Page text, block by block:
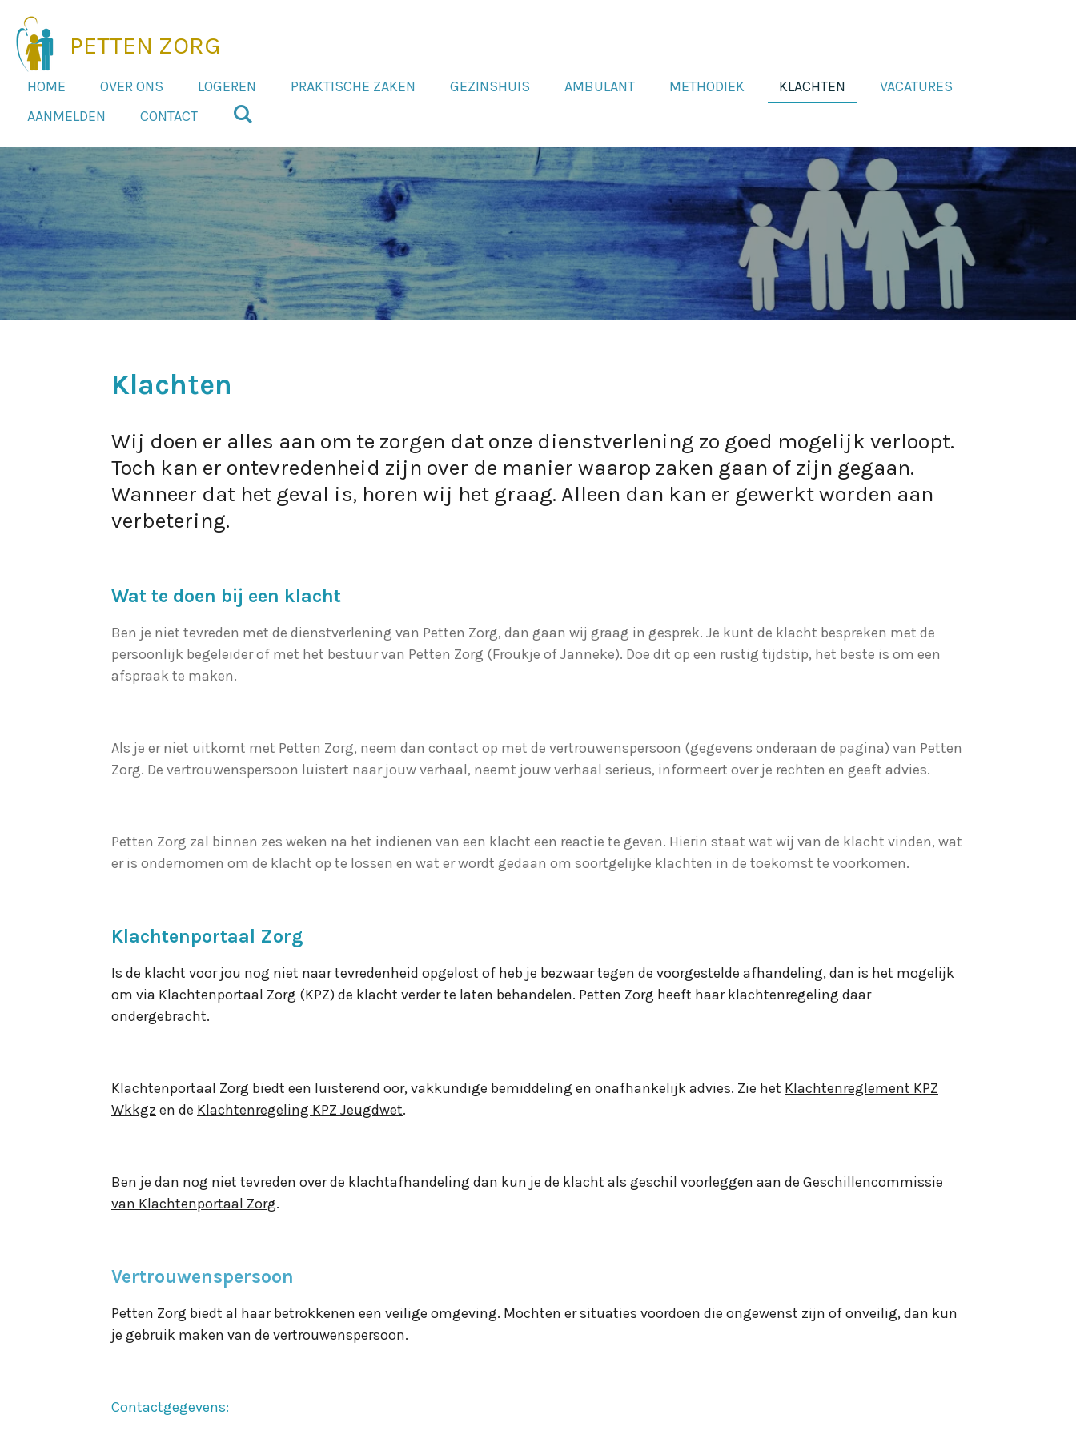
Ga
direct
naar
PETTEN ZORG
HOME OVER ONS LOGEREN PRAKTISCHE ZAKEN GEZINSHUIS AMBULANT METHODIEK KLACHTEN
VACATURES
AANMELDEN
CONTACT
Klachten
Wij doen er alles aan om te zorgen dat onze dienstverlening zo goed mogelijk verloopt.
Toch kan er ontevredenheid zijn over de manier waarop zaken gaan of zijn gegaan.
Wanneer dat het geval is, horen wij het graag. Alleen dan kan er gewerkt worden aan
verbetering.
Wat te doen bij een klacht
Ben je niet tevreden met de dienstverlening van Petten Zorg, dan gaan wij graag in gesprek. Je kunt de klacht bespreken met de
persoonlijk begeleider of met het bestuur van Petten Zorg (Froukje of Janneke). Doe dit op een rustig tijdstip, het beste is om een
afspraak te maken.
Als je er niet uitkomt met Petten Zorg, neem dan contact op met de vertrouwenspersoon (gegevens onderaan de pagina) van Petten
Zorg. De vertrouwenspersoon luistert naar jouw verhaal, neemt jouw verhaal serieus, informeert over je rechten en geeft advies.
Petten Zorg zal binnen zes weken na het indienen van een klacht een reactie te geven. Hierin staat wat wij van de klacht vinden, wat
er is ondernomen om de klacht op te lossen en wat er wordt gedaan om soortgelijke klachten in de toekomst te voorkomen.
Klachtenportaal Zorg
Is de klacht voor jou nog niet naar tevredenheid opgelost of heb je bezwaar tegen de voorgestelde afhandeling, dan is het mogelijk
om via Klachtenportaal Zorg (KPZ) de klacht verder te laten behandelen. Petten Zorg heeft haar klachtenregeling daar
ondergebracht.
Klachtenportaal Zorg biedt een luisterend oor, vakkundige bemiddeling en onafhankelijk advies. Zie het Klachtenreglement KPZ
Wkkgz en de Klachtenregeling KPZ Jeugdwet.
Ben je dan nog niet tevreden over de klachtafhandeling dan kun je de klacht als geschil voorleggen aan de Geschillencommissie
van Klachtenportaal Zorg.
Vertrouwenspersoon
Petten Zorg biedt al haar betrokkenen een veilige omgeving. Mochten er situaties voordoen die ongewenst zijn of onveilig, dan kun
je gebruik maken van de vertrouwenspersoon.
Contactgegevens: